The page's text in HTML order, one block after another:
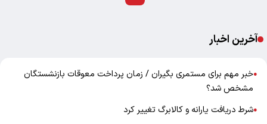
آخرین اخبار
●خبر مهم برای مستمری بگیران / زمان پرداخت معوقات بازنشستگان
مشخص شد؟
●شرط دریافت یارانه و کالابرگ تغییر کرد